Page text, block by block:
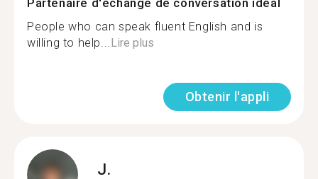
People who can speak fluent English and is
willing to help... Lire plus
Obtenir l'appli
J.